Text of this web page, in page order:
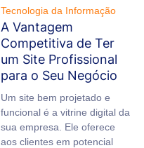
Tecnologia da Informação
A Vantagem
Competitiva de Ter
um Site Profissional
para o Seu Negócio
Um site bem projetado e
funcional é a vitrine digital da
sua empresa. Ele oferece
aos clientes em potencial